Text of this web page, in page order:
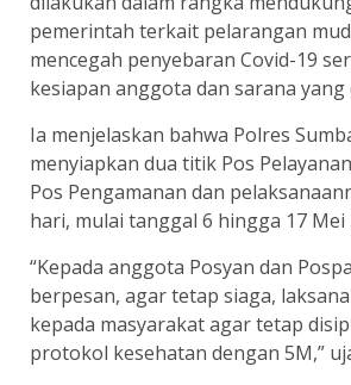
pemerintah terkait pelarangan
mencegah penyebaran Covid-19
kesiapan anggota dan sarana yang
Ia menjelaskan bahwa Polres
menyiapkan dua titik Pos
Pos Pengamanan dan
hari, mulai tanggal 6 hingga 17 Mei
“Kepada anggota Posyan dan
berpesan, agar tetap siaga,
kepada masyarakat agar tetap
protokol kesehatan dengan 5M,”